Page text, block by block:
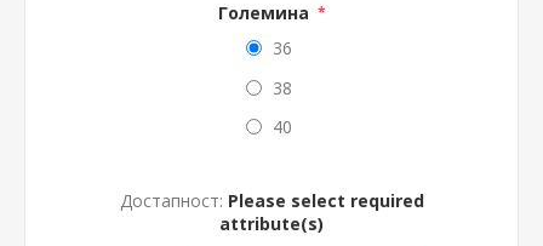
Големина *
36
38
40
Достапност: Please select required
attribute(s)